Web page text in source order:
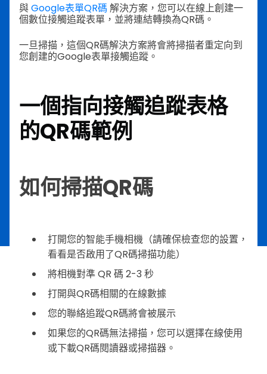
與Google表單QR碼 解決方案，您可以在線上創建一
個數位接觸追蹤表單，並將連結轉換為QR碼。
一旦掃描，這個QR碼解決方案將會將掃描者重定向到
您創建的Google表單接觸追蹤。
一個指向接觸追蹤表格
的QR碼範例
如何掃描QR碼
打開您的智能手機相機（請確保檢查您的設置，
看看是否啟用了QR碼掃描功能）
將相機對準 QR 碼 2-3 秒
打開與QR碼相關的在線數據
您的聯絡追蹤QR碼將會被展示
如果您的QR碼無法掃描，您可以選擇在線使用
或下載QR碼閱讀器或掃描器。